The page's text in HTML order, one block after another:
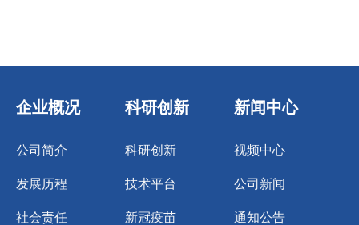
企业概况
公司简介
发展历程
社会责任
科研创新
科研创新
技术平台
新冠疫苗
新闻中心
视频中心
公司新闻
通知公告